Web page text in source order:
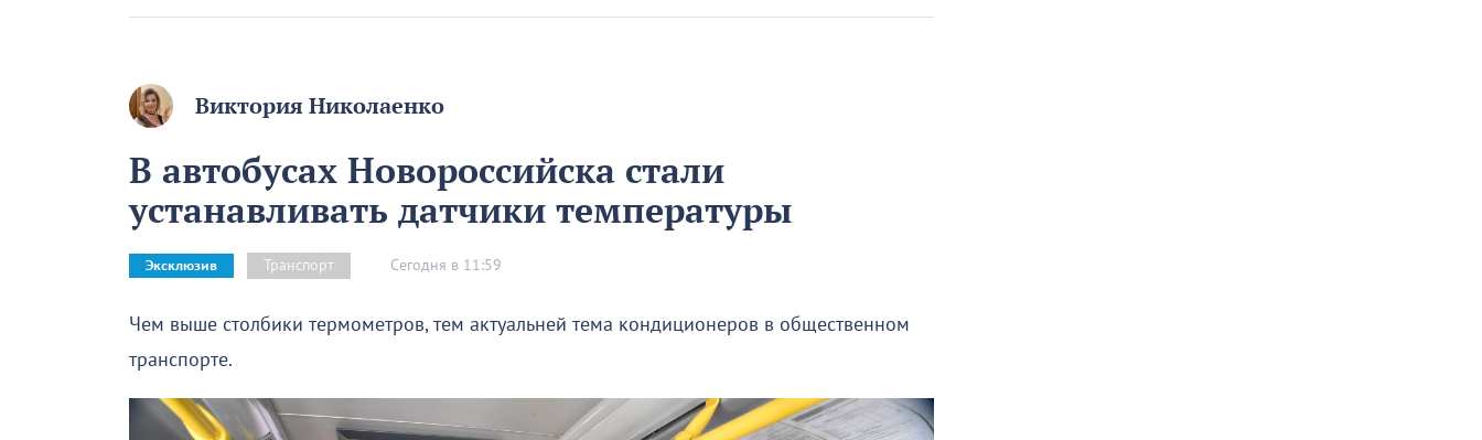
Виктория Николаенко
В автобусах Новороссийска стали
устанавливать датчики температуры
Эксклюзив Транспорт Сегодня в 11:59
Чем выше столбики термометров, тем актуальней тема кондиционеров в общественном
транспорте.